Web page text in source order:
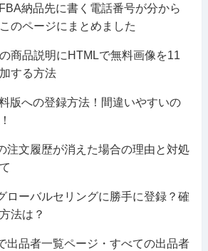
納品先に書く電話番号が分から
のページにまとめました
商品説明にHTMLで無料画像を11
する方法
版への登録方法！間違いやすいの
注文履歴が消えた場合の理由と対処
ローバルセリングに勝手に登録？確
法は？
出品者一覧ページ・すべての出品者